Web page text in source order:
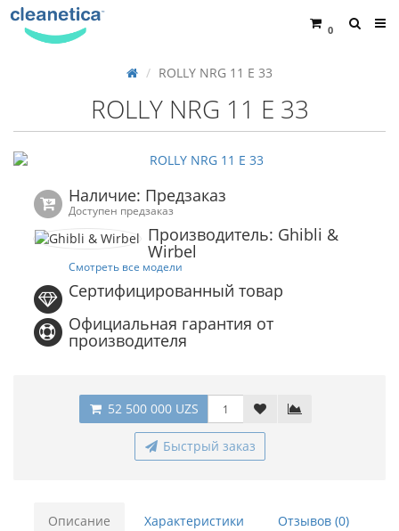
0
ROLLY NRG 11 E 33
ROLLY NRG 11 E 33
Наличие: Предзаказ
Доступен предзаказ
Производитель: Ghibli &
Wirbel
Смотреть все модели
Сертифицированный товар
Официальная гарантия от
производителя
52 500 000 UZS
Быстрый заказ
Описание Характеристики Отзывов (0)